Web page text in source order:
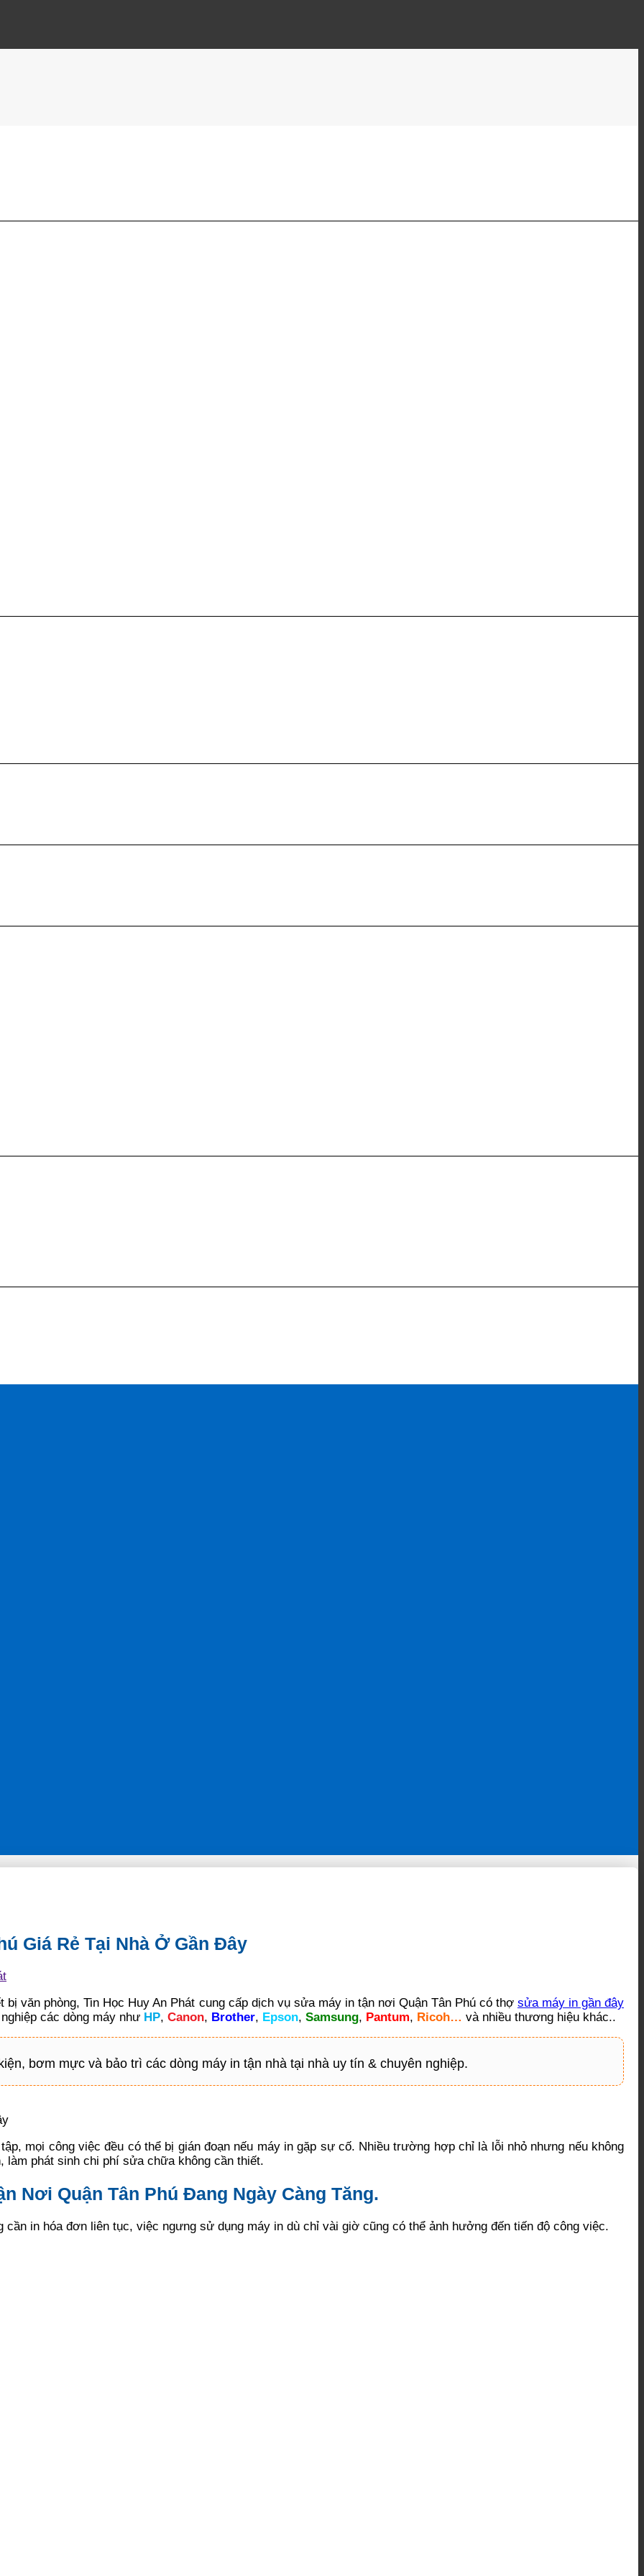
Giá Rẻ Tại Nhà Ở Gần Đây
văn phòng, Tin Học Huy An Phát cung cấp dịch vụ sửa máy in tận nơi Quận Tân Phú có thợ sửa máy in gần đây
các dòng máy như HP, Canon, Brother, Epson, Samsung, Pantum, Ricoh… và nhiều thương hiệu khác..
bơm mực và bảo trì các dòng máy in tận nhà tại nhà uy tín & chuyên nghiệp.
mọi công việc đều có thể bị gián đoạn nếu máy in gặp sự cố. Nhiều trường hợp chỉ là lỗi nhỏ nhưng nếu không
phát sinh chi phí sửa chữa không cần thiết.
Nơi Quận Tân Phú Đang Ngày Càng Tăng.
in hóa đơn liên tục, việc ngưng sử dụng máy in dù chỉ vài giờ cũng có thể ảnh hưởng đến tiến độ công việc.